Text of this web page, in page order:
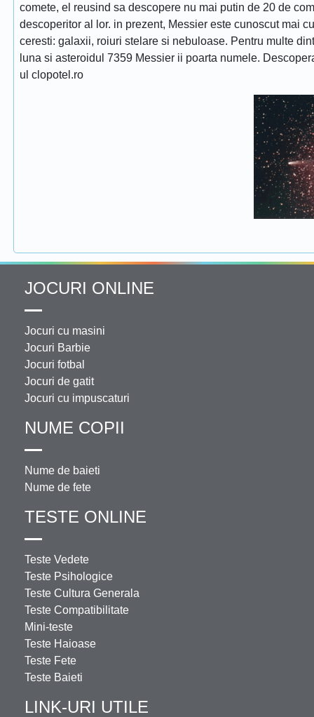
comete, el reusind sa descopere nu mai putin de 20 de
descoperitor al lor. in prezent, Messier este cunoscut mai
ceresti: galaxii, roiuri stelare si nebuloase. Pentru multe
luna si asteroidul 7359 Messier ii poarta numele.
ul clopotel.ro
JOCURI ONLINE
Jocuri cu masini
Jocuri Barbie
Jocuri fotbal
Jocuri de gatit
Jocuri cu impuscaturi
NUME COPII
Nume de baieti
Nume de fete
TESTE ONLINE
Teste Vedete
Teste Psihologice
Teste Cultura Generala
Teste Compatibilitate
Mini-teste
Teste Haioase
Teste Fete
Teste Baieti
LINK-URI UTILE